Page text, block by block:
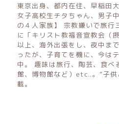
東京出身、都内在住、早稲田
女子高校生チタちゃん、男子
の４人家族】 宗教嫌いで旅行
に「キリスト教福音宣教会（
以上、海外出張をし、夜中ま
ったが、子育てを機に、今は
中。 趣味は旅行、陶芸、食べ
館、博物館など）etc..。”子
載。